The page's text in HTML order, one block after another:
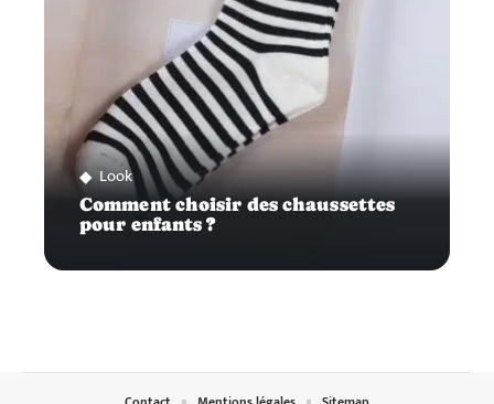
Look
Comment choisir des chaussettes
pour enfants ?